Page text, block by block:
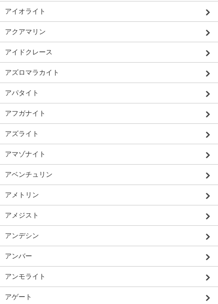
アイオライト
アクアマリン
アイドクレース
アズロマラカイト
アパタイト
アフガナイト
アズライト
アマゾナイト
アベンチュリン
アメトリン
アメジスト
アンデシン
アンバー
アンモライト
アゲート